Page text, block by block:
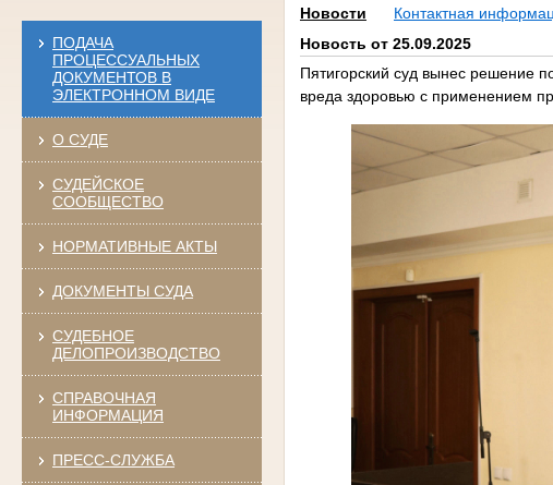
ПОДАЧА
ПРОЦЕССУАЛЬНЫХ
ДОКУМЕНТОВ В
ЭЛЕКТРОННОМ ВИДЕ
О СУДЕ
СУДЕЙСКОЕ
СООБЩЕСТВО
НОРМАТИВНЫЕ АКТЫ
ДОКУМЕНТЫ СУДА
СУДЕБНОЕ
ДЕЛОПРОИЗВОДСТВО
СПРАВОЧНАЯ
ИНФОРМАЦИЯ
ПРЕСС-СЛУЖБА
Новости
Контактная
Новость от 25.09.2025
Пятигорский суд вынес решение
вреда здоровью с применением